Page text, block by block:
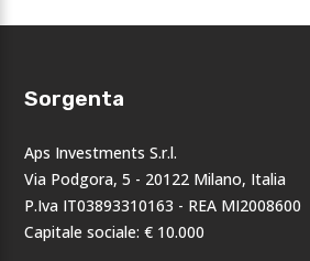
Sorgenta
Aps Investments S.r.l.
Via Podgora, 5 - 20122 Milano, Italia
P.Iva IT03893310163 - REA MI2008600
Capitale sociale: € 10.000